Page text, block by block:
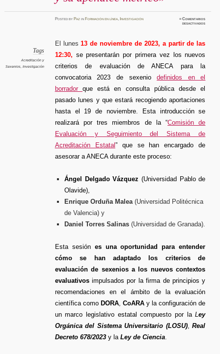
Postedby Paz in Formación en línea, Investigación ≈Comentarios
desactivadosen
2023
y
Tags
Acreditación y
Sexenios, Investigación
El lunes13 de noviembre de 2023, a partir de las
12:30, se presentarán por primera vez los nuevos
criterios de evaluación de ANECA para la
convocatoria 2023 de sexeniodefinidos en el
borrador que está en consulta pública desde el
pasado lunes y que estará recogiendo aportaciones
hasta el 19 de noviembre. Esta introducción se
realizará por tres miembros de la “Comisión de
Evaluación y Seguimiento del Sistema de
Acreditación Estatal” que se han encargado de
asesorar a ANECA durante este proceso:
Ángel Delgado Vázquez (Universidad Pablo de
Olavide),
Enrique Orduña Malea(Universidad Politécnica
de Valencia) y
Daniel Torres Salinas(Universidad de Granada).
Esta sesión es una oportunidad para entender
cómo se han adaptado los criterios de
evaluación de sexenios a los nuevos contextos
evaluativosimpulsados por la firma de principios y
recomendaciones en el ámbito de la evaluación
científica como DORA, CoARAy la configuración de
un marco legislativo estatal compuesto por laLey
Orgánica del Sistema Universitario (LOSU),Real
Decreto 678/2023 y la Ley de Ciencia.